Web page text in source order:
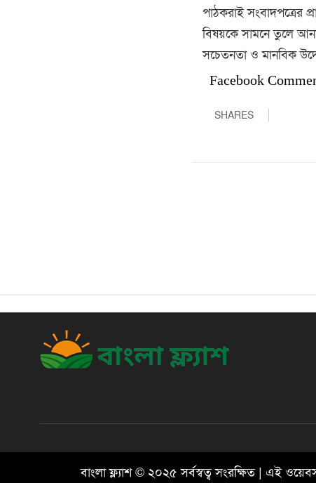
পাঠকরাই সংবাদপত্রের
বিষয়কে সামনে তুলে
সচেতনতা ও মানবিক
Facebook
SHARES
বাংলা ফ্ল্যাশ © ২০২৫ সর্বস্বত্ব সংরক্ষিত | এই